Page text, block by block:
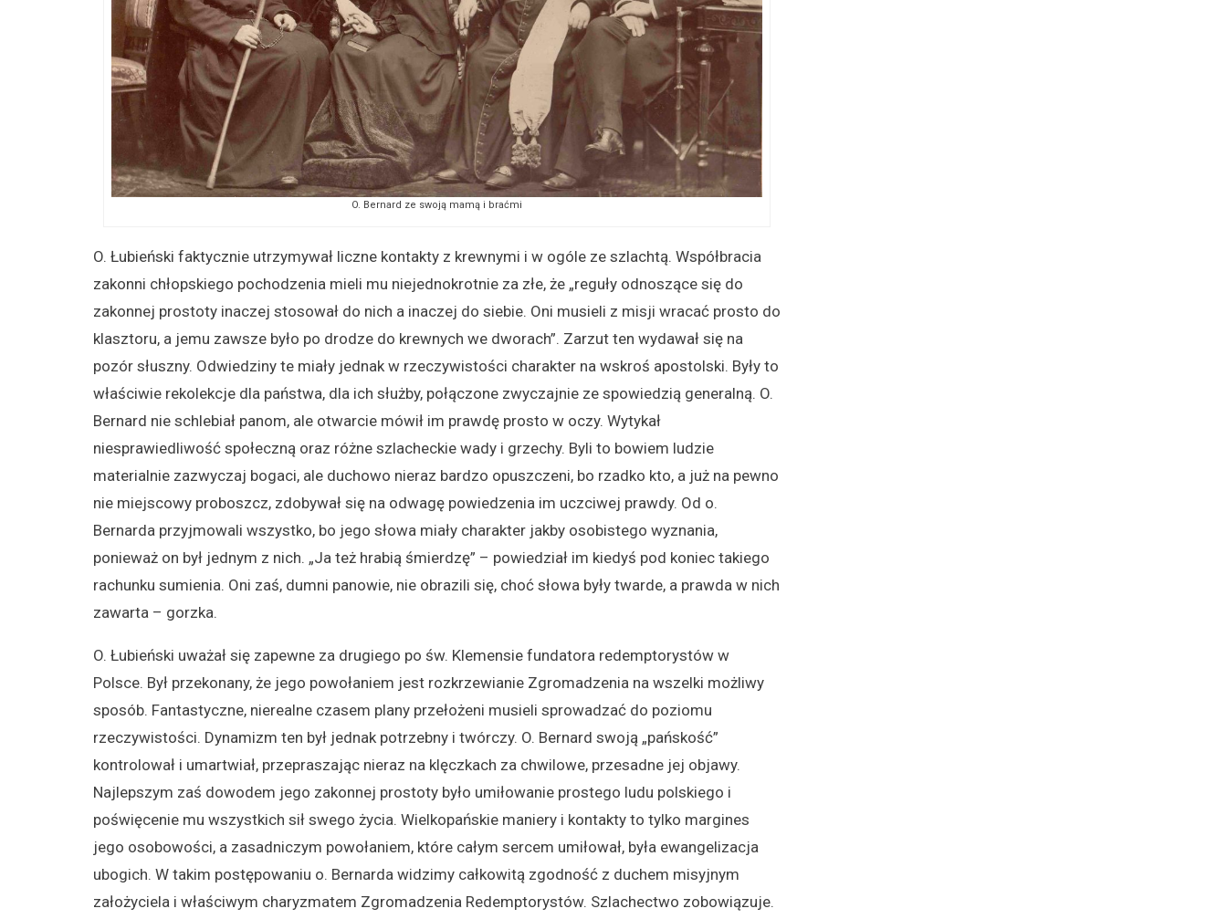
O. Bernard ze swoją mamą i braćmi
O. Łubieński faktycznie utrzymywał liczne kontakty z krewnymi i w ogóle ze szlachtą. Współbracia
zakonni chłopskiego pochodzenia mieli mu niejednokrotnie za złe, że „reguły odnoszące się do
zakonnej prostoty inaczej stosował do nich a inaczej do siebie. Oni musieli z misji wracać prosto do
klasztoru, a jemu zawsze było po drodze do krewnych we dworach”. Zarzut ten wydawał się na
pozór słuszny. Odwiedziny te miały jednak w rzeczywistości charakter na wskroś apostolski. Były to
właściwie rekolekcje dla państwa, dla ich służby, połączone zwyczajnie ze spowiedzią generalną. O.
Bernard nie schlebiał panom, ale otwarcie mówił im prawdę prosto w oczy. Wytykał
niesprawiedliwość społeczną oraz różne szlacheckie wady i grzechy. Byli to bowiem ludzie
materialnie zazwyczaj bogaci, ale duchowo nieraz bardzo opuszczeni, bo rzadko kto, a już na pewno
nie miejscowy proboszcz, zdobywał się na odwagę powiedzenia im uczciwej prawdy. Od o.
Bernarda przyjmowali wszystko, bo jego słowa miały charakter jakby osobistego wyznania,
ponieważ on był jednym z nich. „Ja też hrabią śmierdzę” – powiedział im kiedyś pod koniec takiego
rachunku sumienia. Oni zaś, dumni panowie, nie obrazili się, choć słowa były twarde, a prawda w nich
zawarta – gorzka.
O. Łubieński uważał się zapewne za drugiego po św. Klemensie fundatora redemptorystów w
Polsce. Był przekonany, że jego powołaniem jest rozkrzewianie Zgromadzenia na wszelki możliwy
sposób. Fantastyczne, nierealne czasem plany przełożeni musieli sprowadzać do poziomu
rzeczywistości. Dynamizm ten był jednak potrzebny i twórczy. O. Bernard swoją „pańskość”
kontrolował i umartwiał, przepraszając nieraz na klęczkach za chwilowe, przesadne jej objawy.
Najlepszym zaś dowodem jego zakonnej prostoty było umiłowanie prostego ludu polskiego i
poświęcenie mu wszystkich sił swego życia. Wielkopańskie maniery i kontakty to tylko margines
jego osobowości, a zasadniczym powołaniem, które całym sercem umiłował, była ewangelizacja
ubogich. W takim postępowaniu o. Bernarda widzimy całkowitą zgodność z duchem misyjnym
założyciela i właściwym charyzmatem Zgromadzenia Redemptorystów. Szlachectwo zobowiązuje.